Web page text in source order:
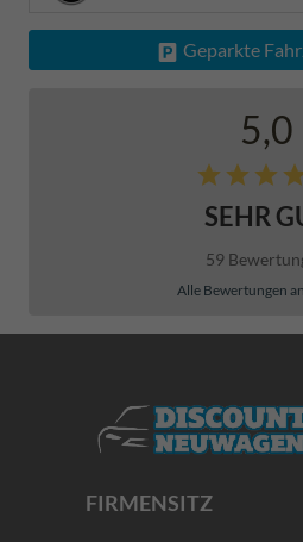
Geparkte
5,0
SEHR
59
Alle Bewertungen
FIRMENSITZ